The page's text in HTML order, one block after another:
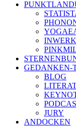
GEDANKEN-
BLOG
JURY
ANDOCKEN